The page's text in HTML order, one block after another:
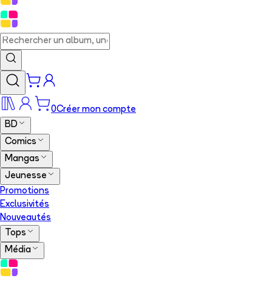
0Créer mon compte
BD
Comics
Mangas
Jeunesse
Promotions
Exclusivités
Nouveautés
Tops
Média